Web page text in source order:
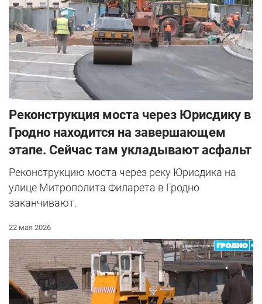
Реконструкция моста через Юрисдику в
Гродно находится на завершающем
этапе. Сейчас там укладывают асфальт
Реконструкцию моста через реку Юрисдика на
улице Митрополита Филарета в Гродно
заканчивают.
22 мая 2026